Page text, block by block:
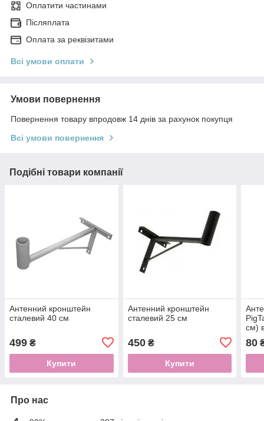
Оплатити частинами
Післяплата
Оплата за реквізитами
Всі умови оплати
Умови повернення
Повернення товару впродовж 14 днів за рахунок покупця
Всі умови повернення
Подібні товари компанії
Антенний кронштейн
сталевий 40 см
499 ₴
Купити
Антенний кронштейн
сталевий 25 см
450₴
Купити
см)
80
Про нас